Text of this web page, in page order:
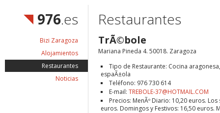
976.es
Bizi Zaragoza
Alojamientos
Restaurantes
Noticias
Restaurantes
TrÃ©bole
Mariana Pineda 4. 50018. Zaragoza
Tipo de Restaurante: Cocina
espaÃ±ola
Teléfono: 976 730 614
E-mail: TREBOLE-37@HOTMAIL.COM
Precios: MenÃº Diario: 10,20 euros. Los
euros. Domingos y Festivos: 16,50 euros.